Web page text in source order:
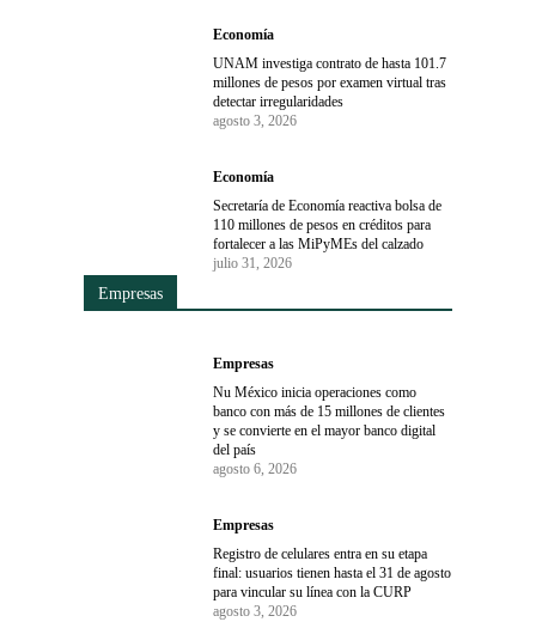
Economía
UNAM investiga contrato de hasta 101.7
millones de pesos por examen virtual tras
detectar irregularidades
agosto 3, 2026
Economía
Secretaría de Economía reactiva bolsa de
110 millones de pesos en créditos para
fortalecer a las MiPyMEs del calzado
julio 31, 2026
Empresas
Empresas
Nu México inicia operaciones como
banco con más de 15 millones de clientes
y se convierte en el mayor banco digital
del país
agosto 6, 2026
Empresas
Registro de celulares entra en su etapa
final: usuarios tienen hasta el 31 de agosto
para vincular su línea con la CURP
agosto 3, 2026